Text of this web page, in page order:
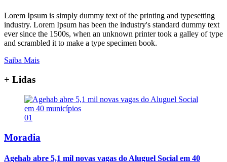
Lorem Ipsum is simply dummy text of the printing and typesetting
industry. Lorem Ipsum has been the industry's standard dummy text
ever since the 1500s, when an unknown printer took a galley of type
and scrambled it to make a type specimen book.
Saiba Mais
+ Lidas
01
Moradia
Agehab abre 5,1 mil novas vagas do Aluguel Social em 40